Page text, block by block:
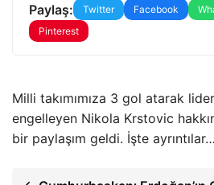
Paylaş: Twitter Facebook
Pinterest
Milli takımımıza 3 gol atarak
engelleyen Nikola Krstovic
bir paylaşım geldi. İşte ayrıntılar…